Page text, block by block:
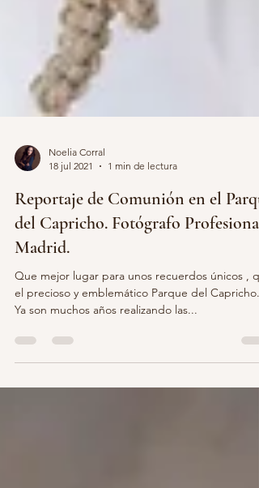
18 jul 2021
1 min de lectura
Reportaje de Comunión en el
del Capricho. Fotógrafo Profesional
Madrid.
Que mejor lugar para unos recuerdos únicos ,
Ya son muchos años realizando las...